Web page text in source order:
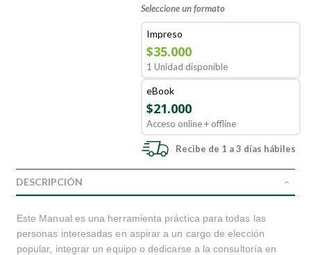
Seleccione un formato
Impreso
$35.000
1 Unidad disponible
eBook
$21.000
Acceso online + offline
Recibe de 1 a 3 días hábiles
DESCRIPCIÓN
Este Manual es una herramienta práctica para todas las
personas interesadas en aspirar a un cargo de elección
popular, integrar un equipo o dedicarse a la consultoría en